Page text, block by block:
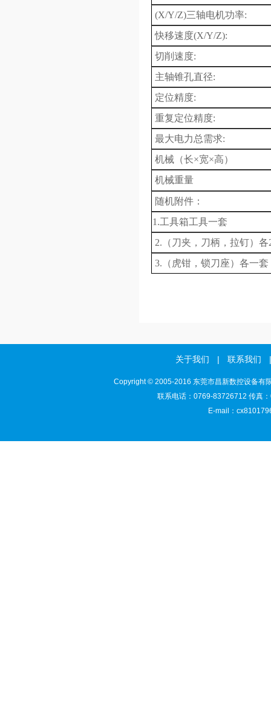
(X/Y/Z)三轴电机功率:
快移速度(X/Y/Z):
切削速度:
主轴锥孔直径:
定位精度:
重复定位精度:
最大电力总需求:
机械 （长×宽×高）
机械重量
随机附件：
1.工具箱工具一套
2. （刀夹，刀柄，拉钉）各
3. （虎钳，锁刀座）各一套
关于我们 | 联系我们 |
Copyright © 2005-2016 东莞市昌新数控设备有
联系电话：0769-83726712 传真
E-mail：